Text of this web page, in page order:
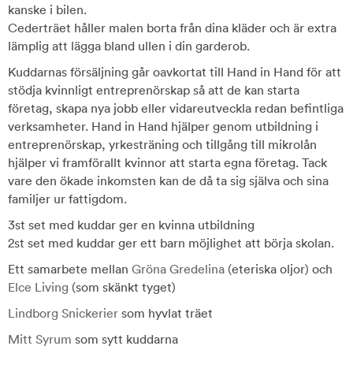
kanske i bilen.
Cederträet håller malen borta från dina kläder och är extra
lämplig att lägga bland ullen i din garderob.
Kuddarnas försäljning går oavkortat till Hand in Hand för att
stödja kvinnligt entreprenörskap så att de kan starta
företag, skapa nya jobb eller vidareutveckla redan befintliga
verksamheter. Hand in Hand hjälper genom utbildning i
entreprenörskap, yrkesträning och tillgång till mikrolån
hjälper vi framförallt kvinnor att starta egna företag. Tack
vare den ökade inkomsten kan de då ta sig själva och sina
familjer ur fattigdom.
3st set med kuddar ger en kvinna utbildning
2st set med kuddar ger ett barn möjlighet att börja skolan.
Ett samarbete mellan Gröna Gredelina (eteriska oljor) och
Elce Living (som skänkt tyget)
Lindborg Snickerier som hyvlat träet
Mitt Syrum som sytt kuddarna